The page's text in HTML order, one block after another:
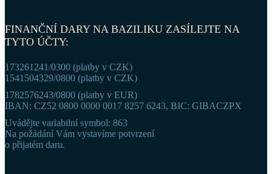
FINANČNÍ DARY NA BAZILIKU ZASÍLEJTE NA
TYTO ÚČTY:
173261241/0300 (platby v CZK)
1541504329/0800 (platby v CZK)
1782576243/0800 (platby v EUR)
IBAN: CZ52 0800 0000 0017 8257 6243, BIC: GIBACZPX
Uvádějte variabilní symbol: 863
Na požádání Vám vystavíme potvrzení
o přijatém daru.